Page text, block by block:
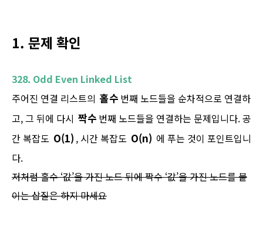
1. 문제 확인
328. Odd Even Linked List
주어진 연결 리스트의 홀수 번째 노드들을 순차적으로 연결하
고, 그 뒤에 다시 짝수 번째 노드들을 연결하는 문제입니다. 공
간 복잡도 O(1) , 시간 복잡도 O(n) 에 푸는 것이 포인트입니
다.
저처럼 홀수 ‘값’을 가진 노드 뒤에 짝수 ‘값’을 가진 노드를 붙
이는 삽질은 하지 마세요